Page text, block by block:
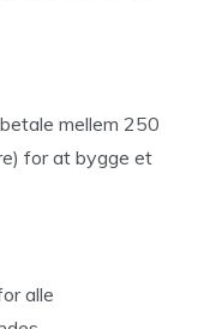
mellem 250
for at bygge et
alle